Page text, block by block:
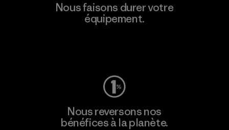
Nous faisons durer votre
équipement.
Nous reversons nos
bénéfices à la planète.